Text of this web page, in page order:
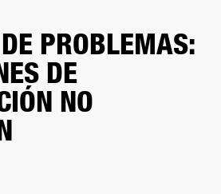
PROBLEMAS:
DE
NO